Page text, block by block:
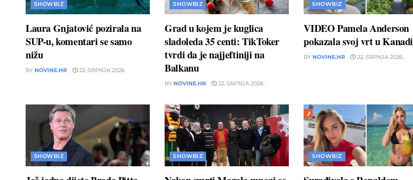
SHOWBIZ
Laura Gnjatović pozirala na
SUP-u, komentari se samo
nižu
BY NOVINE.HR 22. SRPNJA 2026.
SHOWBIZ
Grad u kojem je kuglica
sladoleda 35 centi: TikToker
tvrdi da je najjeftiniji na
Balkanu
BY NOVINE.HR 22. SRPNJA 2026.
SHOWBIZ
VIDEO Pamela Anderson
pokazala svoj vrt u Kanadi
BY NOVINE.HR 22. SRPNJA 2026.
SHOWBIZ SHOWBIZ SHOWBIZ